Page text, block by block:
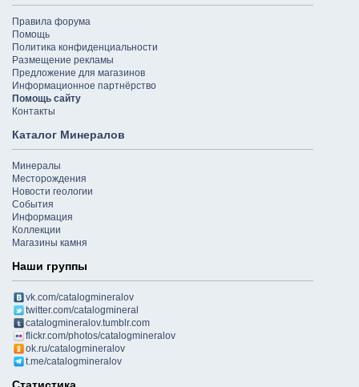
Правила форума
Помощь
Политика конфиденциальности
Размещение рекламы
Предложение для магазинов
Информационное партнёрство
Помощь сайту
Контакты
Каталог Минералов
Минералы
Месторождения
Новости геологии
События
Информация
Коллекции
Магазины камня
Наши группы
vk.com/catalogmineralov
twitter.com/catalogmineral
catalogmineralov.tumblr.com
flickr.com/photos/catalogmineralov
ok.ru/catalogmineralov
t.me/catalogmineralov
Статистика